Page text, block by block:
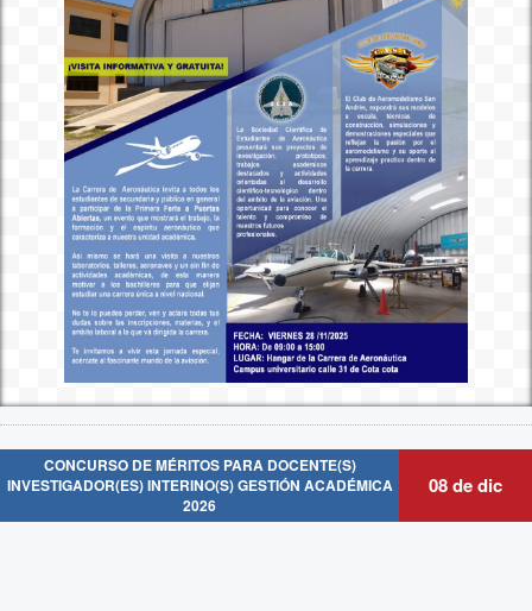
CONCURSO DE MÉRITOS PARA DOCENTE(S)
INVESTIGADOR(ES) INTERINO(S) GESTIÓN ACADÉMICA
2026
08 de dic